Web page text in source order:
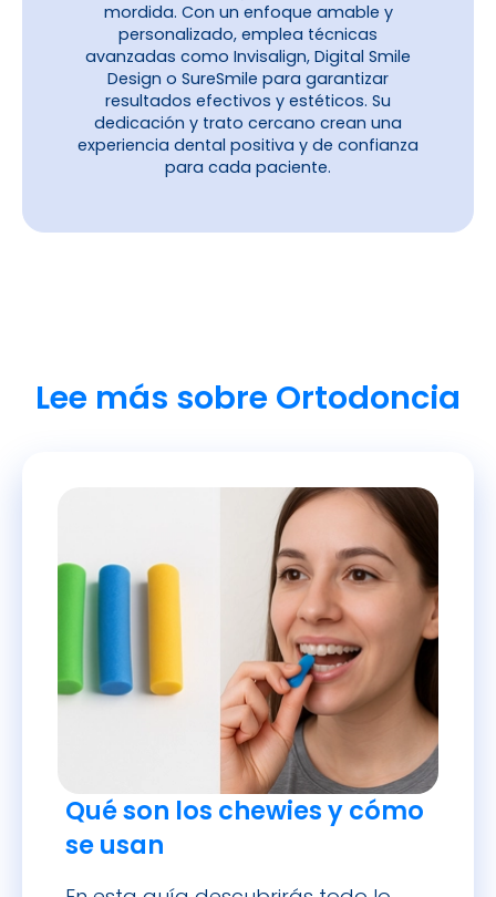
mordida. Con un enfoque amable y
personalizado, emplea técnicas
avanzadas como Invisalign, Digital Smile
Design o SureSmile para garantizar
resultados efectivos y estéticos. Su
dedicación y trato cercano crean una
experiencia dental positiva y de confianza
para cada paciente.
Lee más sobre Ortodoncia
Qué son los chewies y cómo
se usan